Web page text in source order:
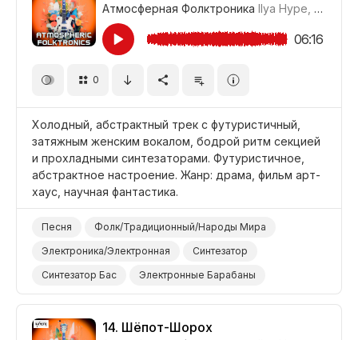
Звуковой Эффект
Мягкий
Грустный
Футуристичный
Фильм Научная Фантастика
Фильм Историческая Драма
Фильм Современная Драма
Драма Этническая
Драма
Колыбельная
Атмосферная Фолктроника Ilya Hype Где-то
06:16
0
Холодный, абстрактный трек с футуристичный,
затяжным женским вокалом, бодрой ритм секцией
и прохладными синтезаторами. Футуристичное,
абстрактное настроение. Жанр: драма, фильм арт-
хаус, научная фантастика.
Песня
Фолк/Традиционный/Народы Мира
Электроника/Электронная
Синтезатор
Синтезатор Бас
Электронные Барабаны
Гитара/Акустическая
Хлопок в Ладоши
Футуристичный
Абстрактный
14. Шёпот-Шорох